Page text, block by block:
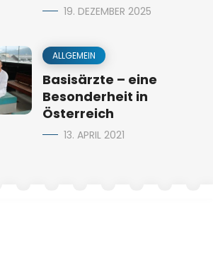
19. DEZEMBER 2025
ALLGEMEIN
Basisärzte – eine
Besonderheit in
Österreich
13. APRIL 2021